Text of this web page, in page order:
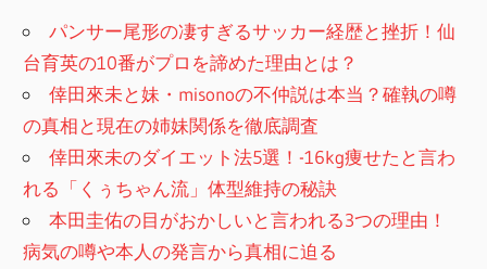
パンサー尾形の凄すぎるサッカー経歴と挫折！仙
台育英の10番がプロを諦めた理由とは？
倖田來未と妹・misonoの不仲説は本当？確執の噂
の真相と現在の姉妹関係を徹底調査
倖田來未のダイエット法5選！-16kg痩せたと言わ
れる「くぅちゃん流」体型維持の秘訣
本田圭佑の目がおかしいと言われる3つの理由！
病気の噂や本人の発言から真相に迫る